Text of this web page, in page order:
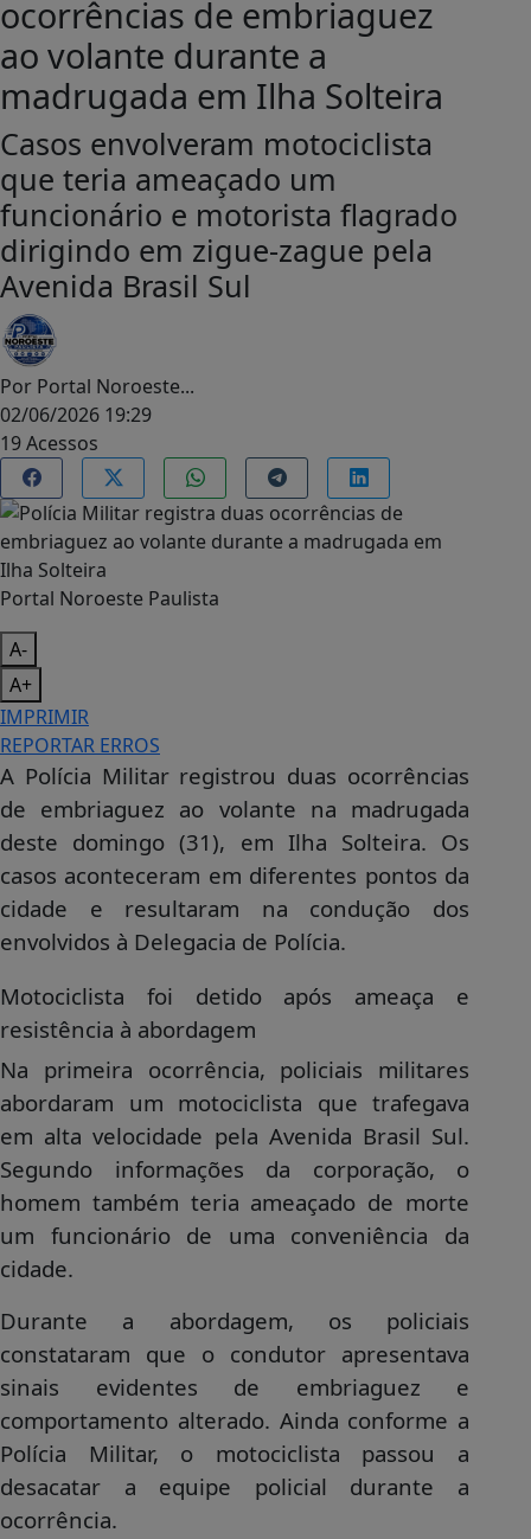
ocorrências de embriaguez
ao volante durante a
madrugada em Ilha Solteira
Casos envolveram motociclista
que teria ameaçado um
funcionário e motorista flagrado
dirigindo em zigue-zague pela
Avenida Brasil Sul
Por Portal Noroeste...
02/06/2026 19:29
19Acessos
Portal Noroeste Paulista
A-
A+
IMPRIMIR
REPORTAR ERROS
A Polícia Militar registrou duas ocorrências
de embriaguez ao volante na madrugada
deste domingo (31), em Ilha Solteira. Os
casos aconteceram em diferentes pontos da
cidade e resultaram na condução dos
envolvidos à Delegacia de Polícia.
Motociclista foi detido após ameaça e
resistência à abordagem
Na primeira ocorrência, policiais militares
abordaram um motociclista que trafegava
em alta velocidade pela Avenida Brasil Sul.
Segundo informações da corporação, o
homem também teria ameaçado de morte
um funcionário de uma conveniência da
cidade.
Durante a abordagem, os policiais
constataram que o condutor apresentava
sinais evidentes de embriaguez e
comportamento alterado. Ainda conforme a
Polícia Militar, o motociclista passou a
desacatar a equipe policial durante a
ocorrência.